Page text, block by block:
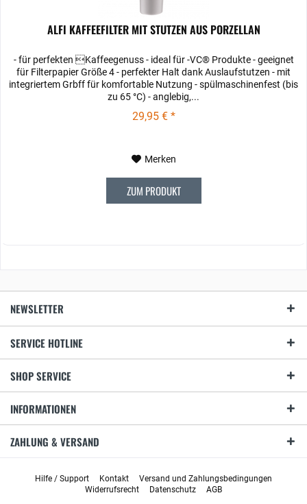
ALFI KAFFEEFILTER MIT STUTZEN AUS PORZELLAN
- für perfekten Kaffeegenuss - ideal für -ѴC® Produkte - geeignet
für Filterpapier Größe 4 - perfekter Halt dank Auslaufstutzen - mit
integriertem Grbff für komfortable Nutzung - spülmaschinenfest (bis
zu 65 °C) - anglebig,...
29,95 € *
Merken
ZUM PRODUKT
NEWSLETTER
SERVICE HOTLINE
SHOP SERVICE
INFORMATIONEN
ZAHLUNG & VERSAND
Hilfe / Support Kontakt
Versand und Zahlungsbedingungen
Widerrufsrecht
Datenschutz AGB